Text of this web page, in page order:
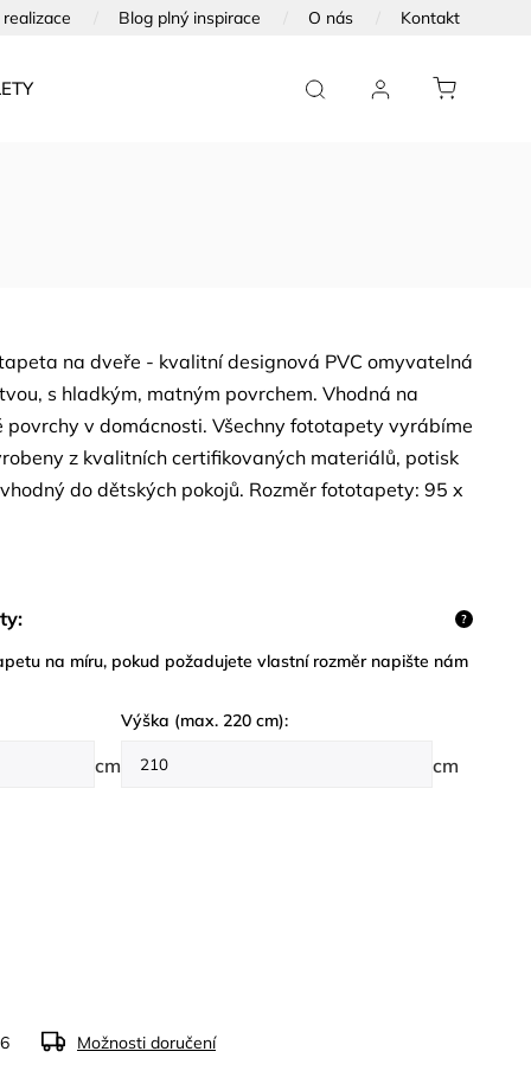
Blog plný inspirace O nás Kontakt
FOTOTAPETY NA DVEŘE FOTOOBRAZY
na dveře - kvalitní designová PVC omyvatelná
s hladkým, matným povrchem. Vhodná na
povrchy v domácnosti. Všechny fototapety vyrábíme
z kvalitních certifikovaných materiálů, potisk
do dětských pokojů. Rozměr fototapety: 95 x
?
na míru, pokud požadujete vlastní rozměr napište nám
cm
Výška (max. 220 cm):
cm
Možnosti doručení